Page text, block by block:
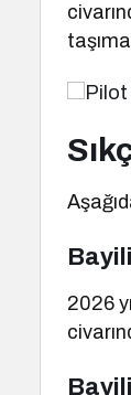
2026